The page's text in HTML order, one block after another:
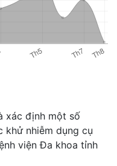
xác định một số
khử nhiễm dụng cụ
viện Đa khoa tỉnh